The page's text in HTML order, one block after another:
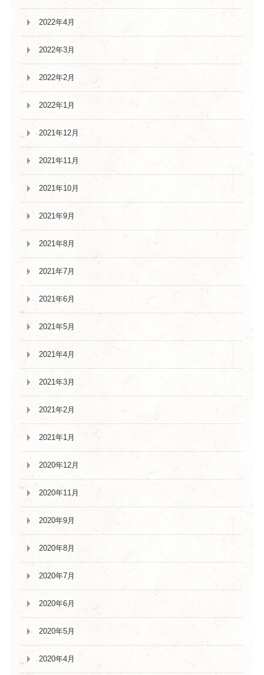
2022年4月
2022年3月
2022年2月
2022年1月
2021年12月
2021年11月
2021年10月
2021年9月
2021年8月
2021年7月
2021年6月
2021年5月
2021年4月
2021年3月
2021年2月
2021年1月
2020年12月
2020年11月
2020年9月
2020年8月
2020年7月
2020年6月
2020年5月
2020年4月